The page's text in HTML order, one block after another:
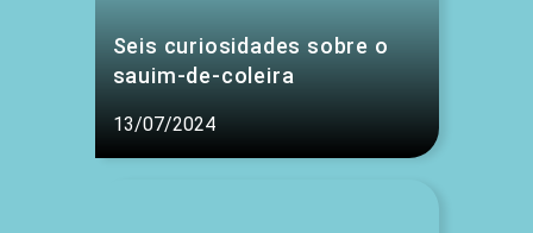
Seis curiosidades sobre o
sauim-de-coleira
13/07/2024